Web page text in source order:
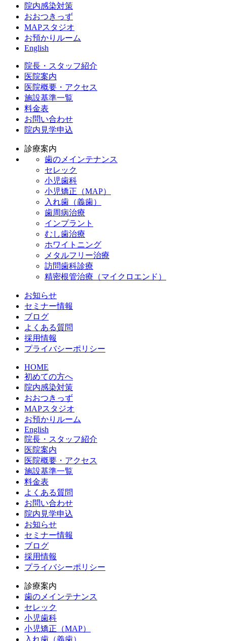
院内感染対策
おおつきっず
MAPスタジオ
お預かりルーム
English
院長・スタッフ紹介
医院案内
医院概要・アクセス
施設基準一覧
料金表
お問い合わせ
院内見学申込
診療案内
歯のメインテナンス
セレック
小児歯科
小児矯正（MAP）
入れ歯（義歯）
歯周病治療
インプラント
むし歯治療
ホワイトニング
メタルフリー治療
訪問歯科診療
精密根管治療（マイクロエンド）
お知らせ
セミナー情報
ブログ
よくある質問
採用情報
プライバシーポリシー
HOME
初めての方へ
院内感染対策
おおつきっず
MAPスタジオ
お預かりルーム
English
院長・スタッフ紹介
医院案内
医院概要・アクセス
施設基準一覧
料金表
よくある質問
お問い合わせ
院内見学申込
お知らせ
セミナー情報
ブログ
採用情報
プライバシーポリシー
診療案内
歯のメインテナンス
セレック
小児歯科
小児矯正（MAP）
入れ歯（義歯）